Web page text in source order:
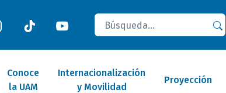
Buscar
Conoce
la UAM
Internacionalización
y Movilidad
Proyección